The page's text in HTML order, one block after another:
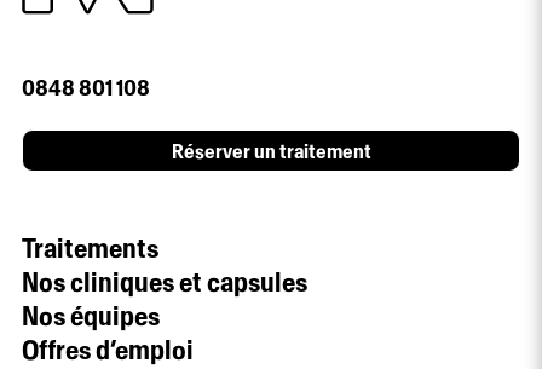
0848 801 108
Réserver un traitement
Traitements
Nos cliniques et capsules
Nos équipes
Offres d’emploi